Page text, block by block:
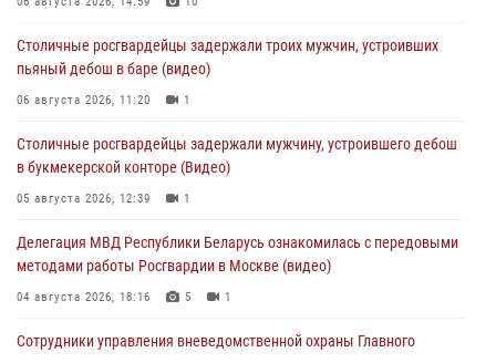
Столичные росгвардейцы задержали троих мужчин, устроивших
пьяный дебош в баре (видео)
06 августа 2026, 11:20 1
Столичные росгвардейцы задержали мужчину, устроившего дебош
в букмекерской конторе (Видео)
05 августа 2026, 12:39 1
Делегация МВД Республики Беларусь ознакомилась с передовыми
методами работы Росгвардии в Москве (видео)
04 августа 2026, 18:16 5 1
Сотрудники управления вневедомственной охраны Главного